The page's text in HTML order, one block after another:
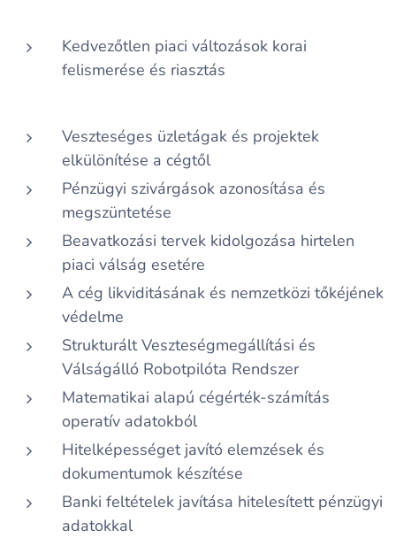
Kedvezőtlen piaci változások korai
felismerése és riasztás
Veszteséges üzletágak és projektek
elkülönítése a cégtől
Pénzügyi szivárgások azonosítása és
megszüntetése
Beavatkozási tervek kidolgozása hirtelen
piaci válság esetére
A cég likviditásának és nemzetközi tőkéjének
védelme
Strukturált Veszteségmegállítási és
Válságálló Robotpilóta Rendszer
Matematikai alapú cégérték-számítás
operatív adatokból
Hitelképességet javító elemzések és
dokumentumok készítése
Banki feltételek javítása hitelesített pénzügyi
adatokkal